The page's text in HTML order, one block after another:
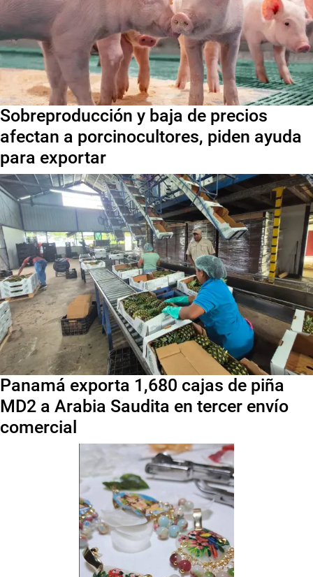
Sobreproducción y baja de precios
afectan a porcinocultores, piden ayuda
para exportar
Panamá exporta 1,680 cajas de piña
MD2 a Arabia Saudita en tercer envío
comercial